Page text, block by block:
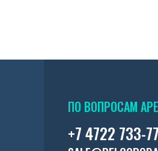
ПО ВОПРОСАМ
+7 4722 733-